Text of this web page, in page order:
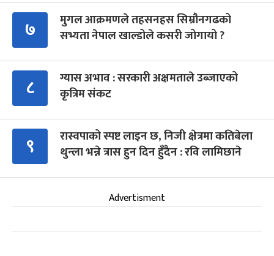
७
मुगल आक्रमणले तहसनहस सिम्रौनगढको
सभ्यता नेपाल खाल्डोले कसरी जोगायो ?
८
ग्यास अभाव : सरकारी अक्षमताले उब्जाएको
कृत्रिम संकट
९
रास्वपाको स्पष्ट लाइन छ, निजी क्षेत्रमा कतिबेला
थुन्ला भन्ने त्रास हुन दिन हुँदैन : रवि लामिछाने
Advertisment